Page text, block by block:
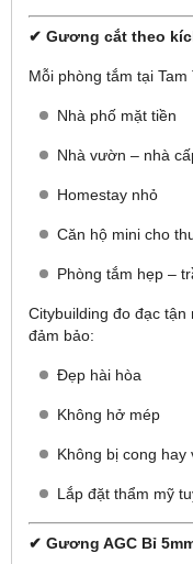
✔ Gương cắt theo
Mỗi phòng tắm tại
Nhà phố mặt tiền
Nhà vườn – nhà
Homestay nhỏ
Căn hộ mini cho
Phòng tắm hẹp –
Citybuilding đo đạc tận
đảm bảo:
Đẹp hài hòa
Không hở mép
Không bị cong hay
Lắp đặt thẩm mỹ
✔ Gương AGC Bỉ